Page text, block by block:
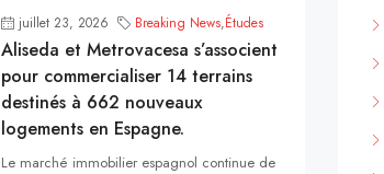
juillet 23, 2026 Breaking News,Études
Aliseda et Metrovacesa s’associent
pour commercialiser 14 terrains
destinés à 662 nouveaux
logements en Espagne.
Le marché immobilier espagnol continue de